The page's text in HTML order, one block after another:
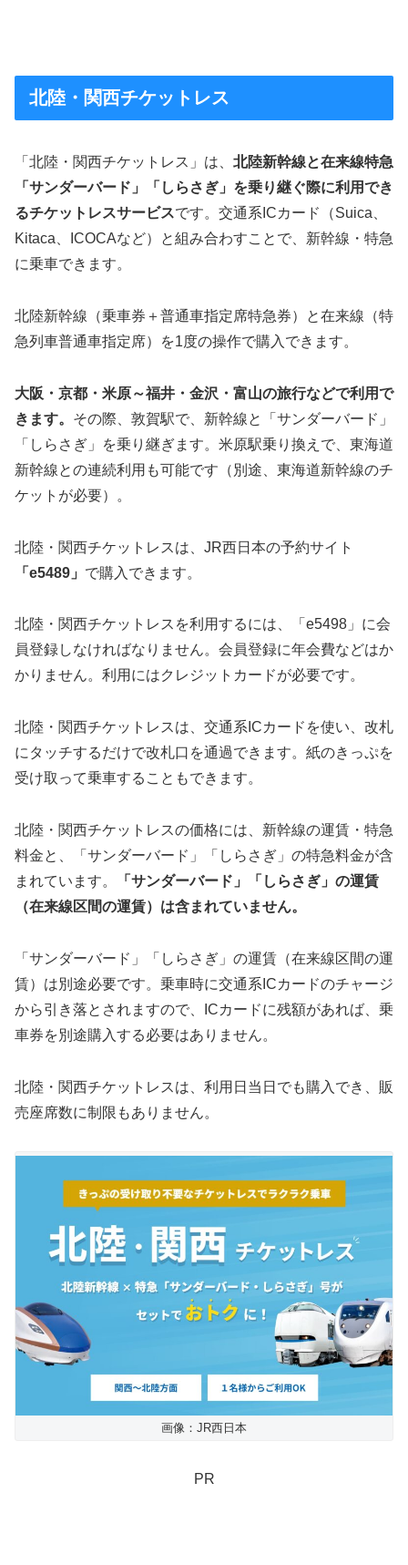
北陸・関西チケットレス
「北陸・関西チケットレス」は、 北陸新幹線と在来線特急
「サンダーバード」「しらさぎ」を乗り継ぐ際に利用でき
るチケットレスサービスです。交通系ICカード（Suica、
Kitaca、ICOCAなど）と組み合わすことで、新幹線・特急
に乗車できます。
北陸新幹線（乗車券＋普通車指定席特急券）と在来線（特
急列車普通車指定席）を1度の操作で購入できます。
大阪・京都・米原～福井・金沢・富山の旅行などで利用で
きます。 その際、敦賀駅で、新幹線と「サンダーバード」
「しらさぎ」を乗り継ぎます。米原駅乗り換えで、東海道
新幹線との連続利用も可能です（別途、東海道新幹線のチ
ケットが必要）。
北陸・関西チケットレスは、JR西日本の予約サイト
「e5489」 で購入できます。
北陸・関西チケットレスを利用するには、「e5498」に会
員登録しなければなりません。会員登録に年会費などはか
かりません。利用にはクレジットカードが必要です。
北陸・関西チケットレスは、交通系ICカードを使い、改札
にタッチするだけで改札口を通過できます。紙のきっぷを
受け取って乗車することもできます。
北陸・関西チケットレスの価格には、新幹線の運賃・特急
料金と、「サンダーバード」「しらさぎ」の特急料金が含
まれています。
「サンダーバード」「しらさぎ」の運賃
（在来線区間の運賃）は含まれていません。
「サンダーバード」「しらさぎ」の運賃（在来線区間の運
賃）は別途必要です。乗車時に交通系ICカードのチャージ
から引き落とされますので、ICカードに残額があれば、乗
車券を別途購入する必要はありません。
北陸・関西チケットレスは、利用日当日でも購入でき、販
売座席数に制限もありません。
画像：JR西日本
PR